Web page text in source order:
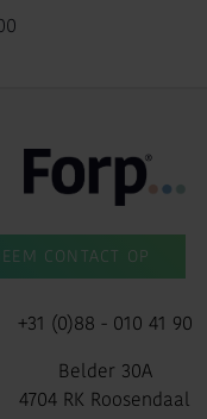
CONTACT OP
+31 (0)88 - 010 41 90
Belder 30A
4704 RK Roosendaal